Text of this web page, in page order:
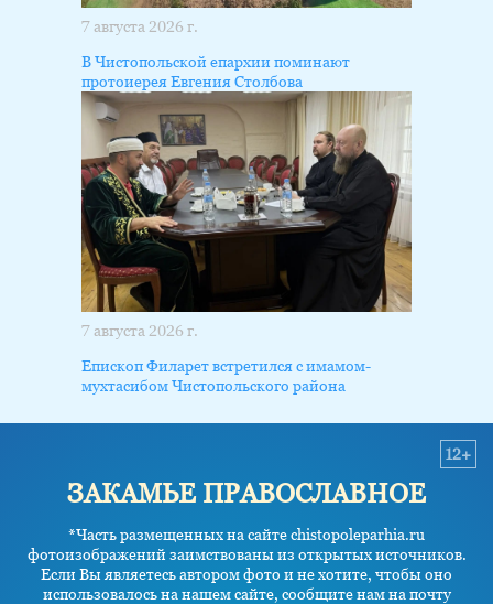
7 августа 2026 г.
В Чистопольской епархии поминают
протоиерея Евгения Столбова
7 августа 2026 г.
Епископ Филарет встретился с имамом-
мухтасибом Чистопольского района
ЗАКАМЬЕ ПРАВОСЛАВНОЕ
*Часть размещенных на сайте chistopoleparhia.ru
фотоизображений заимствованы из открытых источников.
Если Вы являетесь автором фото и не хотите, чтобы оно
использовалось на нашем сайте, сообщите нам на почту
12+